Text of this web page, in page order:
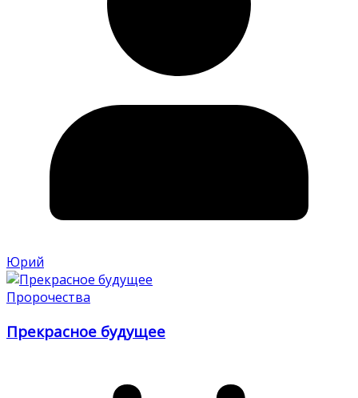
Юрий
Пророчества
Прекрасное будущее